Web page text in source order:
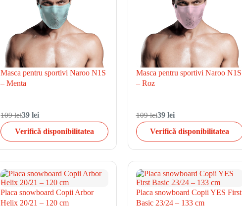
Masca pentru sportivi Naroo N1S
– Menta
109 lei39 lei
Verifică disponibilitatea
Masca pentru sportivi Naroo N1S
– Roz
109 lei39 lei
Verifică disponibilitatea
Placa snowboard Copii Arbor
Helix 20/21 – 120 cm
Placa snowboard Copii YES First
Basic 23/24 – 133 cm